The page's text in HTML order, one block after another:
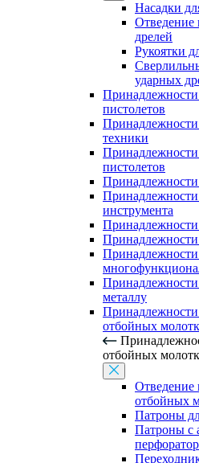
Насадки
Отведение
дрелей
Рукоятки
ударных
пистолетов
Принадлежности
техники
пистолетов
Принадлежности
Принадлежности
инструмента
Принадлежности
Принадлежности
металлу
отбойных
отбойных
Отведение
отбойных
Патроны
Патроны с